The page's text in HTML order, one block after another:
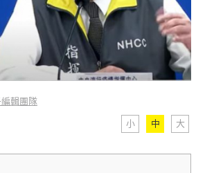
輯團隊
小 中 大